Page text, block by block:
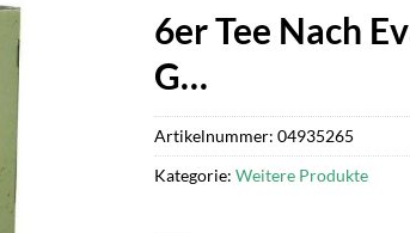
6er Tee Nach
G…
Artikelnummer: 04935265
Kategorie: Weitere Produkte